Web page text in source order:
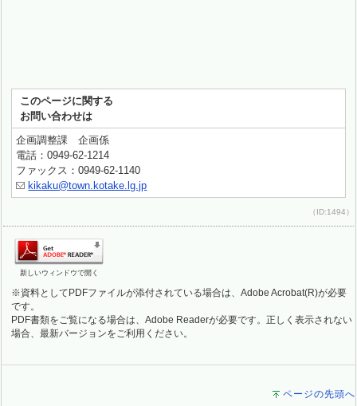
このページに関する
お問い合わせは
企画調整課 企画係
電話：0949-62-1214
ファックス：0949-62-1140
kikaku@town.kotake.lg.jp
（ID:1494）
新しいウィンドウで開く
※資料としてPDFファイルが添付されている場合は、Adobe Acrobat(R)が必要
です。
PDF書類をご覧になる場合は、Adobe Readerが必要です。正しく表示されない
場合、最新バージョンをご利用ください。
ページの先頭へ